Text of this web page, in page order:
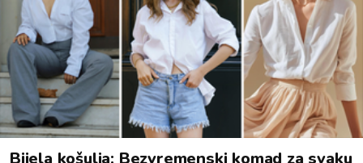
Bijela košulja: Bezvremenski komad za svaku